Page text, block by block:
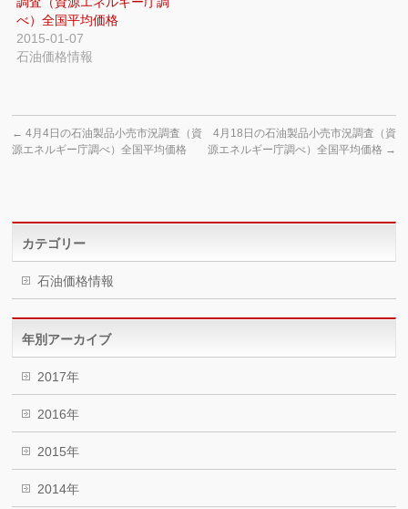
べ）全国平均価格
2015-01-07
石油価格情報
← 4月4日の石油製品小売市況調査（資
源エネルギー庁調べ）全国平均価格
4月18日の石油製品小売市況調査（資
源エネルギー庁調べ）全国平均価格 →
カテゴリー
石油価格情報
年別アーカイブ
2017年
2016年
2015年
2014年